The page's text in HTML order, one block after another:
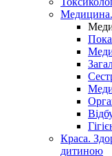
Медицина.
Краса.
дитиною